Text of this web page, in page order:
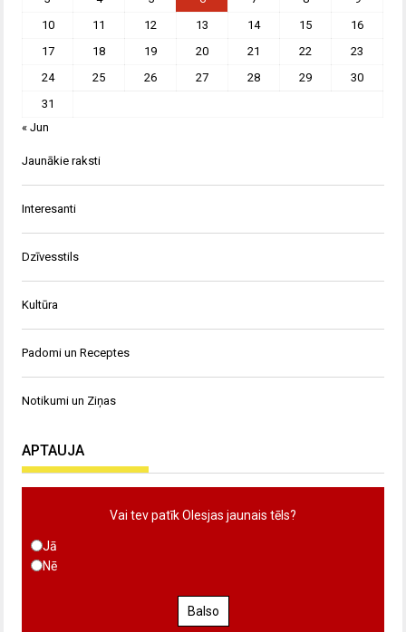
10
11 12 13 14 15
16
17
18 19 20 21 22
23
24
25 26 27 28 29
30
31
« Jun
Jaunākie raksti
Interesanti
Dzīvesstils
Kultūra
Padomi un Receptes
Notikumi un Ziņas
APTAUJA
Vai tev patīk Olesjas jaunais tēls?
Jā
Nē
Balso